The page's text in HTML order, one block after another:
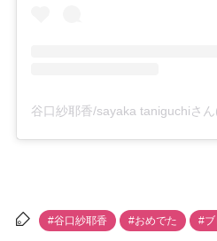
#谷口紗耶香 #おめでた #ブ